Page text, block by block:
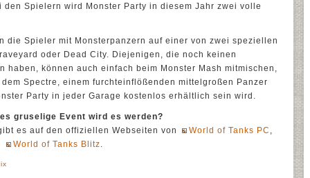
Spielern wird Monster Party in diesem Jahr zwei volle
die Spieler mit Monsterpanzern auf einer von zwei speziellen
oder Dead City. Diejenigen, die noch keinen
haben, können auch einfach beim Monster Mash mitmischen,
Spectre, einem furchteinflößenden mittelgroßen Panzer
Party in jeder Garage kostenlos erhältlich sein wird.
gruselige Event wird es werden?
es auf den offiziellen Webseiten von
World of Tanks PC ,
World of Tanks Blitz.